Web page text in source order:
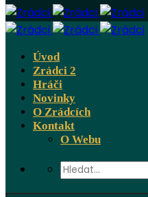
Úvod
Zrádci 2
Hráči
Novinky
O Zrádcích
Kontakt
O Webu